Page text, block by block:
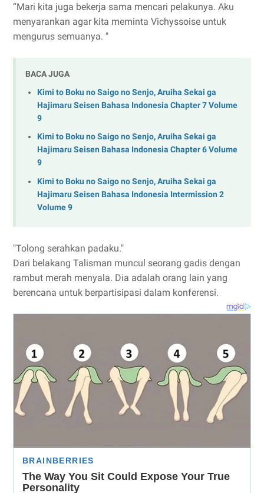
“Mari kita juga bekerja sama mencari pelakunya. Aku
menyarankan agar kita meminta Vichyssoise untuk
mengurus semuanya. "
BACA JUGA
Kimi to Boku no Saigo no Senjo, Aruiha Sekai ga
Hajimaru Seisen Bahasa Indonesia Chapter 7 Volume
9
Kimi to Boku no Saigo no Senjo, Aruiha Sekai ga
Hajimaru Seisen Bahasa Indonesia Chapter 6 Volume
9
Kimi to Boku no Saigo no Senjo, Aruiha Sekai ga
Hajimaru Seisen Bahasa Indonesia Intermission 2
Volume 9
"Tolong serahkan padaku."
Dari belakang Talisman muncul seorang gadis dengan
rambut merah menyala. Dia adalah orang lain yang
berencana untuk berpartisipasi dalam konferensi.